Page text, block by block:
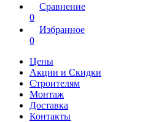
Сравнение
0
Избранное
0
Цены
Акции и Скидки
Строителям
Монтаж
Доставка
Контакты